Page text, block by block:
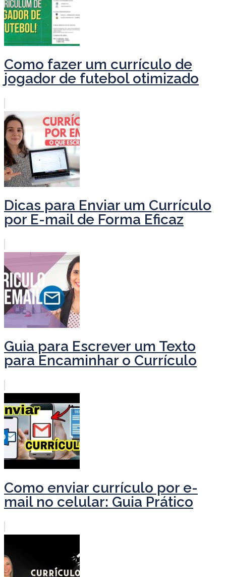
Como fazer um currículo de
jogador de futebol otimizado
Dicas para Enviar um Currículo
por E-mail de Forma Eficaz
Guia para Escrever um Texto
para Encaminhar o Currículo
Como enviar currículo por e-
mail no celular: Guia Prático